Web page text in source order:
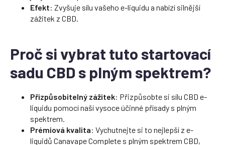
Efekt: Zvyšuje sílu vašeho e-liquidu a nabízí silnější
zážitek z CBD.
Proč si vybrat tuto startovací
sadu CBD s plným spektrem?
Přizpůsobitelný zážitek: Přizpůsobte si sílu CBD e-
liquidu pomocí naší vysoce účinné přísady s plným
spektrem.
Prémiová kvalita: Vychutnejte si to nejlepší z e-
liquidů Canavape Complete s plným spektrem CBD,